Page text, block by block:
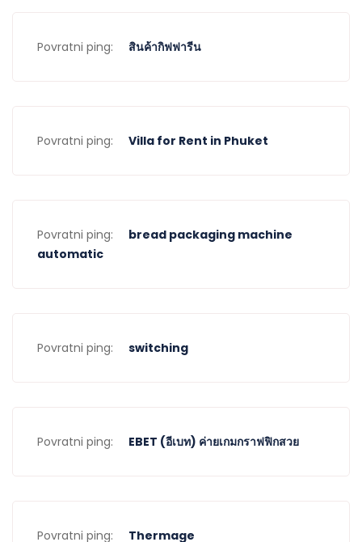
Povratni ping: สินค้ากิฟฟารีน
Povratni ping: Villa for Rent in Phuket
Povratni ping:
bread packaging machine
automatic
Povratni ping: switching
Povratni ping: EBET (อีเบท) ค่ายเกมกราฟฟิกสวย
Povratni ping: Thermage